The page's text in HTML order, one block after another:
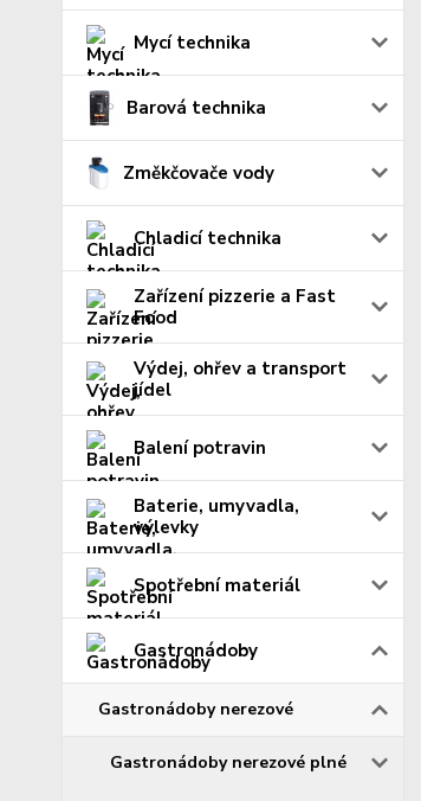
Mycí technika
Barová technika
Změkčovače vody
Chladicí technika
Zařízení pizzerie a Fast
Food
Výdej, ohřev a transport
jídel
Balení potravin
Baterie, umyvadla,
výlevky
Spotřební materiál
Gastronádoby
Gastronádoby nerezové
Gastronádoby nerezové plné